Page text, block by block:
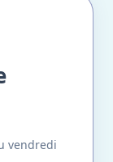
vendredi